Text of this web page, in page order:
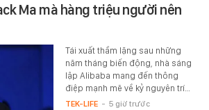
Ma mà hàng triệu người nên
Tái xuất thầm lặng sau những
năm tháng biến động, nhà sáng
lập Alibaba mang đến thông
điệp mạnh mẽ về kỷ nguyên trí…
TEK-LIFE - 5 giờ trước